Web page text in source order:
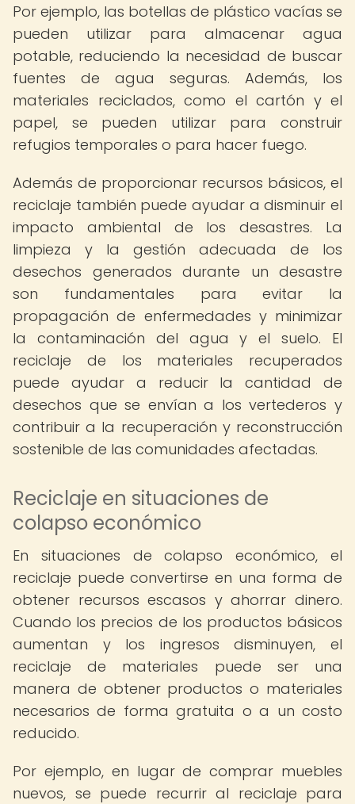
Por ejemplo, las botellas de plástico vacías se
pueden utilizar para almacenar agua
potable, reduciendo la necesidad de buscar
fuentes de agua seguras. Además, los
materiales reciclados, como el cartón y el
papel, se pueden utilizar para construir
refugios temporales o para hacer fuego.
Además de proporcionar recursos básicos, el
reciclaje también puede ayudar a disminuir el
impacto ambiental de los desastres. La
limpieza y la gestión adecuada de los
desechos generados durante un desastre
son fundamentales para evitar la
propagación de enfermedades y minimizar
la contaminación del agua y el suelo. El
reciclaje de los materiales recuperados
puede ayudar a reducir la cantidad de
desechos que se envían a los vertederos y
contribuir a la recuperación y reconstrucción
sostenible de las comunidades afectadas.
Reciclaje en situaciones de
colapso económico
En situaciones de colapso económico, el
reciclaje puede convertirse en una forma de
obtener recursos escasos y ahorrar dinero.
Cuando los precios de los productos básicos
aumentan y los ingresos disminuyen, el
reciclaje de materiales puede ser una
manera de obtener productos o materiales
necesarios de forma gratuita o a un costo
reducido.
Por ejemplo, en lugar de comprar muebles
nuevos, se puede recurrir al reciclaje para